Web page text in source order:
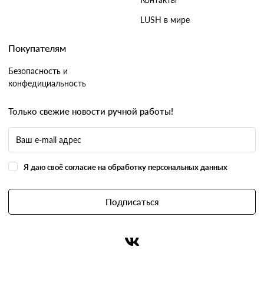
LUSH в мире
Покупателям
Безопасность и
конфедициальность
Только свежие новости ручной работы!
Я даю своё согласие на обработку персональных данных
Подписаться